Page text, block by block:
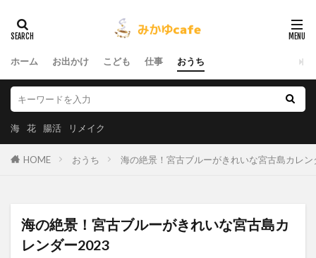
ホーム お出かけ こども 仕事 おうち
海 花 腸活 リメイク
HOME おうち 海の絶景！宮古ブルーがきれいな宮古島カレ
海の絶景！宮古ブルーがきれいな宮古島カ
レンダー2023